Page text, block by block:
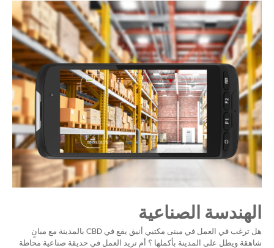
الهندسة الصناعية
هل ترغب في العمل في مبنى مكتبي أنيق يقع في CBD بالمدينة مع مبانٍ
شاهقة ويطل على المدينة بأكملها ؟ أم تريد العمل في حديقة صناعية محاطة